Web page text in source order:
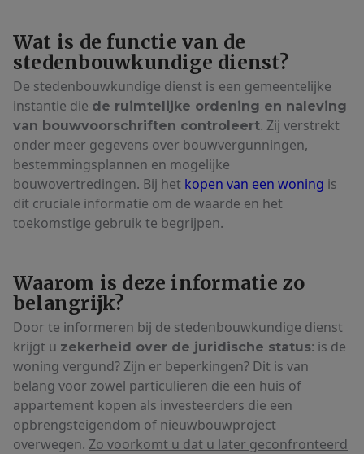
Wat is de functie van de
stedenbouwkundige dienst?
De stedenbouwkundige dienst is een gemeentelijke
instantie die de ruimtelijke ordening en naleving
van bouwvoorschriften controleert. Zij verstrekt
onder meer gegevens over bouwvergunningen,
bestemmingsplannen en mogelijke
bouwovertredingen. Bij het kopen van een woning is
dit cruciale informatie om de waarde en het
toekomstige gebruik te begrijpen.
Waarom is deze informatie zo
belangrijk?
Door te informeren bij de stedenbouwkundige dienst
krijgt u zekerheid over de juridische status: is de
woning vergund? Zijn er beperkingen? Dit is van
belang voor zowel particulieren die een huis of
appartement kopen als investeerders die een
opbrengsteigendom of nieuwbouwproject
overwegen. Zo voorkomt u dat u later geconfronteerd